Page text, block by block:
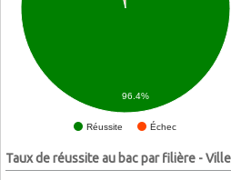
Réussite Échec
96.4%
Taux de réussite au bac par filière -